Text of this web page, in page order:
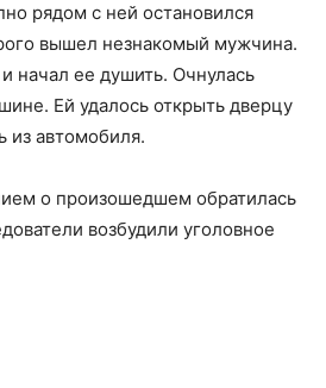
рядом с ней остановился
вышел незнакомый мужчина.
начал ее душить. Очнулась
Ей удалось открыть дверцу
из автомобиля.
о произошедшем обратилась
возбудили уголовное